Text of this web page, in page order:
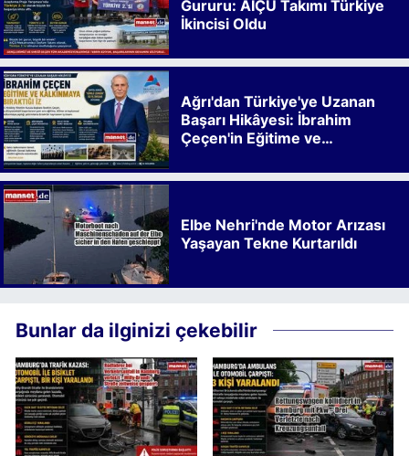
Gururu: AİÇÜ Takımı Türkiye
İkincisi Oldu
Ağrı'dan Türkiye'ye Uzanan
Başarı Hikâyesi: İbrahim
Çeçen'in Eğitime ve
Elbe Nehri'nde Motor Arızası
Yaşayan Tekne Kurtarıldı
Bunlar da ilginizi çekebilir